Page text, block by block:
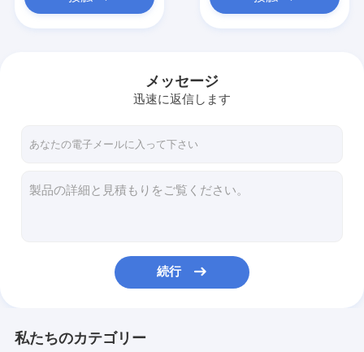
メッセージ
迅速に返信します
続行
私たちのカテゴリー